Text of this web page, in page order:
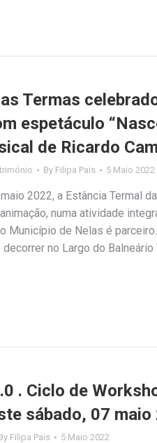
Termas
espetáculo
de Ricardo
By Filipa Pais 5 Maio 2022
2022, a Estância Termal
numa atividade
Município de Nelas é
no Largo do
. Ciclo de
sábado, 07 maio
Filipa Pais 5 Maio 2022